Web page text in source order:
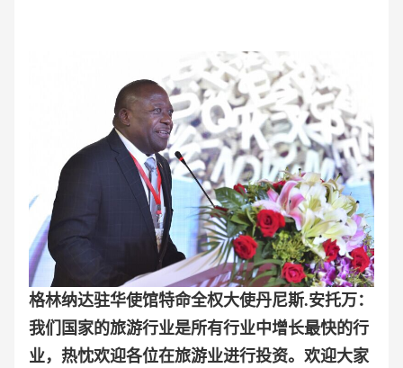
格林纳达驻华使馆特命全权大使丹尼斯.安托万：
我们国家的旅游行业是所有行业中增长最快的行
业，热忱欢迎各位在旅游业进行投资。欢迎大家